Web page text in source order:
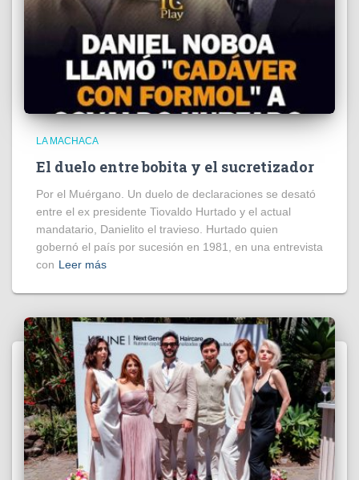
LA MACHACA
El duelo entre bobita y el sucretizador
Por el Muérgano. Un duelo de declaraciones se desató
entre el ex presidente Tiovaldo Hurtado y el actual
mandatario, Danielito el travieso. Hurtado quien
gobernó el país por sucesión en 1981, en una entrevista
con Leer más